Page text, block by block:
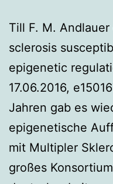
Till F. M.
sclerosis
epigenetic
17.06.2016,
Jahren gab es
epigenetische
mit Multipler
großes